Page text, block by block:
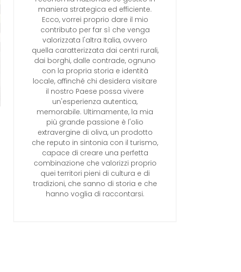
maniera strategica ed efficiente.
Ecco, vorrei proprio dare il mio
contributo per far sì che venga
valorizzata l'altra Italia, ovvero
quella caratterizzata dai centri rurali,
dai borghi, dalle contrade, ognuno
con la propria storia e identità
locale, affinché chi desidera visitare
il nostro Paese possa vivere
un'esperienza autentica,
memorabile. Ultimamente, la mia
più grande passione è l'olio
extravergine di oliva, un prodotto
che reputo in sintonia con il turismo,
capace di creare una perfetta
combinazione che valorizzi proprio
quei territori pieni di cultura e di
tradizioni, che sanno di storia e che
hanno voglia di raccontarsi.